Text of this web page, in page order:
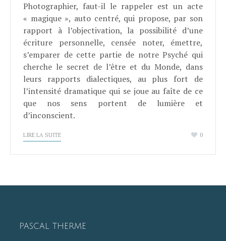
Photographier, faut-il le rappeler est un acte
« magique », auto centré, qui propose, par son
rapport à l’objectivation, la possibilité d’une
écriture personnelle, censée noter, émettre,
s’emparer de cette partie de notre Psyché qui
cherche le secret de l’être et du Monde, dans
leurs rapports dialectiques, au plus fort de
l’intensité dramatique qui se joue au faîte de ce
que nos sens portent de lumière et
d’inconscient.
LIRE LA SUITE 0
PASCAL THERME